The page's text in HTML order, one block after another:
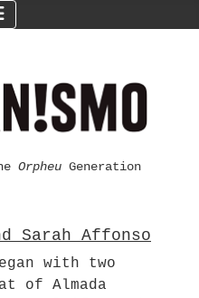
Orpheu Generation
Sarah Affonso
with two
of Almada